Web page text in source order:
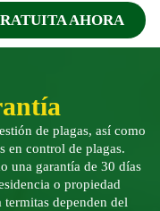
AHORA
de plagas, así como
en control de plagas.
una garantía de 30 días
o propiedad
dependen del